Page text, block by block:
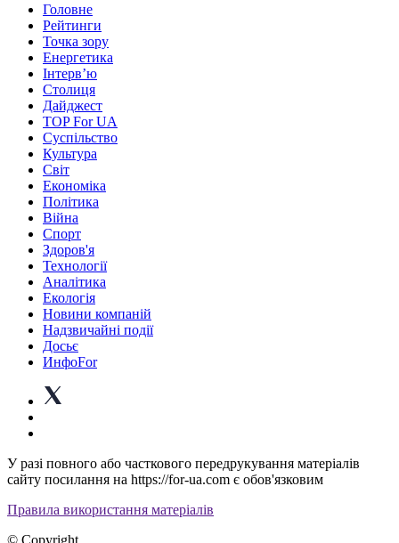
Головне
Рейтинги
Точка зору
Енергетика
Інтерв’ю
Столиця
Дайджест
TOP For UA
Суспiльство
Культура
Світ
Економіка
Політика
Війна
Спорт
Здоров'я
Технології
Аналітика
Екологія
Новини компаній
Надзвичайні події
Досьє
ИнфоFor
У разі повного або часткового передрукування матеріалів
сайту посилання на https://for-ua.com є обов'язковим
Правила використання матеріалів
© Copyright